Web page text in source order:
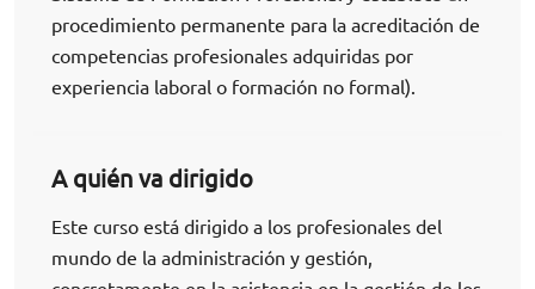
procedimiento permanente para la acreditación de
competencias profesionales adquiridas por
experiencia laboral o formación no formal).
A quién va dirigido
Este curso está dirigido a los profesionales del
mundo de la administración y gestión,